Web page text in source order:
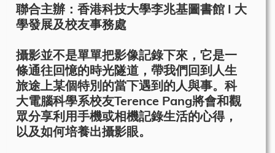
聯合主辦：香港科技大學李兆基圖書館 I 大
學發展及校友事務處
攝影並不是單單把影像記錄下來，它是一
條通往回憶的時光隧道，帶我們回到人生
旅途上某個特別的當下遇到的人與事。科
大電腦科學系校友Terence Pang將會和觀
眾分享利用手機或相機記錄生活的心得，
以及如何培養出攝影眼。